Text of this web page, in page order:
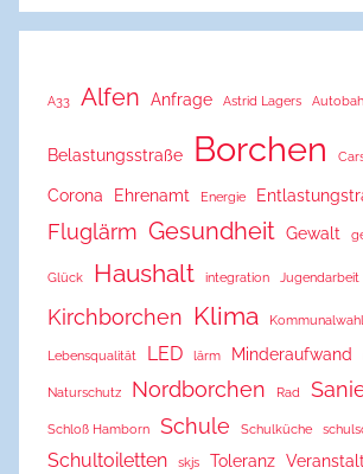
A33 Alfen Anfrage Astrid Lagers
Belastungsstraße Borchen
Corona Ehrenamt Energie
Fluglärm Gesundheit Gewalt
Glück Haushalt integration Jugendarbeit
Kirchborchen Klima Kommunalwahl
Lebensqualität LED lärm Minderaufwand
Naturschutz Nordborchen Rad
Schloß Hamborn Schule Schulküche
Schultoiletten skjs Toleranz